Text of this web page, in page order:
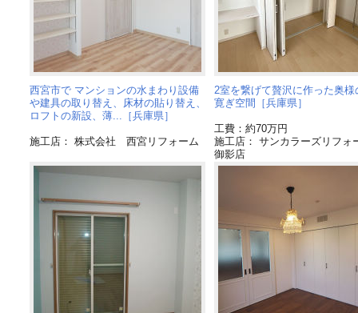
西宮市で マンションの水まわり設備
や建具の取り替え、床材の貼り替え、
ロフトの新設、薄...［兵庫県］
施工店： 株式会社 西宮リフォーム
2室を繋げて贅沢に作った奥様
寛ぎ空間［兵庫県］
工費：約70万円
施工店： サンカラーズリフ
御影店